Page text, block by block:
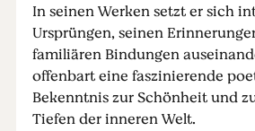
In seinen Werken setzt er sich
Ursprüngen, seinen
familiären Bindungen
offenbart eine faszinierende
Bekenntnis zur Schönheit und
Tiefen der inneren Welt.